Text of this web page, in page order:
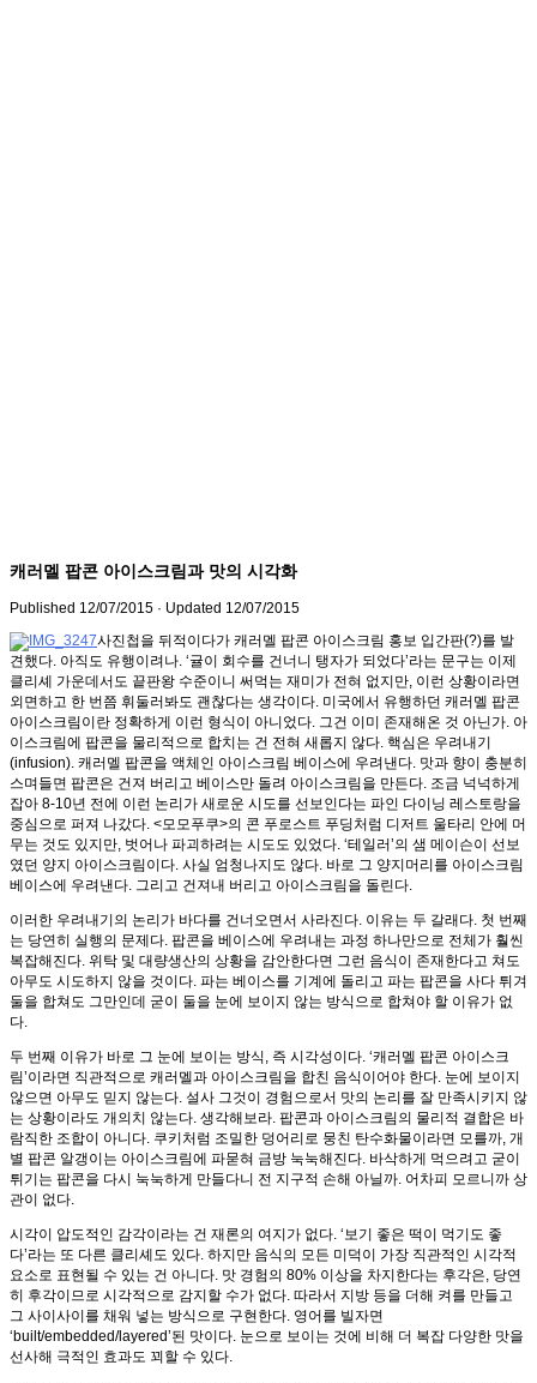
캐러멜 팝콘 아이스크림과 맛의 시각화
Published 12/07/2015 · Updated 12/07/2015
사진첩을 뒤적이다가 캐러멜 팝콘 아이스크림 홍보 입간판(?)를 발
견했다. 아직도 유행이려나. ‘귤이 회수를 건너니 탱자가 되었다’라는 문구는 이제
클리셰 가운데서도 끝판왕 수준이니 써먹는 재미가 전혀 없지만, 이런 상황이라면
외면하고 한 번쯤 휘둘러봐도 괜찮다는 생각이다. 미국에서 유행하던 캐러멜 팝콘
아이스크림이란 정확하게 이런 형식이 아니었다. 그건 이미 존재해온 것 아닌가. 아
이스크림에 팝콘을 물리적으로 합치는 건 전혀 새롭지 않다. 핵심은 우려내기
(infusion). 캐러멜 팝콘을 액체인 아이스크림 베이스에 우려낸다. 맛과 향이 충분히
스며들면 팝콘은 건져 버리고 베이스만 돌려 아이스크림을 만든다. 조금 넉넉하게
잡아 8-10년 전에 이런 논리가 새로운 시도를 선보인다는 파인 다이닝 레스토랑을
중심으로 퍼져 나갔다. <모모푸쿠>의 콘 푸로스트 푸딩처럼 디저트 울타리 안에 머
무는 것도 있지만, 벗어나 파괴하려는 시도도 있었다. ‘테일러’의 샘 메이슨이 선보
였던 양지 아이스크림이다. 사실 엄청나지도 않다. 바로 그 양지머리를 아이스크림
베이스에 우려낸다. 그리고 건져내 버리고 아이스크림을 돌린다.
이러한 우려내기의 논리가 바다를 건너오면서 사라진다. 이유는 두 갈래다. 첫 번째
는 당연히 실행의 문제다. 팝콘을 베이스에 우려내는 과정 하나만으로 전체가 훨씬
복잡해진다. 위탁 및 대량생산의 상황을 감안한다면 그런 음식이 존재한다고 쳐도
아무도 시도하지 않을 것이다. 파는 베이스를 기계에 돌리고 파는 팝콘을 사다 튀겨
둘을 합쳐도 그만인데 굳이 둘을 눈에 보이지 않는 방식으로 합쳐야 할 이유가 없
다.
두 번째 이유가 바로 그 눈에 보이는 방식, 즉 시각성이다. ‘캐러멜 팝콘 아이스크
림’이라면 직관적으로 캐러멜과 아이스크림을 합친 음식이어야 한다. 눈에 보이지
않으면 아무도 믿지 않는다. 설사 그것이 경험으로서 맛의 논리를 잘 만족시키지 않
는 상황이라도 개의치 않는다. 생각해보라. 팝콘과 아이스크림의 물리적 결합은 바
람직한 조합이 아니다. 쿠키처럼 조밀한 덩어리로 뭉친 탄수화물이라면 모를까, 개
별 팝콘 알갱이는 아이스크림에 파묻혀 금방 눅눅해진다. 바삭하게 먹으려고 굳이
튀기는 팝콘을 다시 눅눅하게 만들다니 전 지구적 손해 아닐까. 어차피 모르니까 상
관이 없다.
시각이 압도적인 감각이라는 건 재론의 여지가 없다. ‘보기 좋은 떡이 먹기도 좋
다’라는 또 다른 클리셰도 있다. 하지만 음식의 모든 미덕이 가장 직관적인 시각적
요소로 표현될 수 있는 건 아니다. 맛 경험의 80% 이상을 차지한다는 후각은, 당연
히 후각이므로 시각적으로 감지할 수가 없다. 따라서 지방 등을 더해 켜를 만들고
그 사이사이를 채워 넣는 방식으로 구현한다. 영어를 빌자면
‘built/embedded/layered’된 맛이다. 눈으로 보이는 것에 비해 더 복잡 다양한 맛을
선사해 극적인 효과도 꾀할 수 있다.